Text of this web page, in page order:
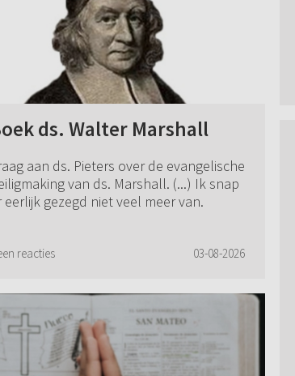
ds. Walter Marshall
aan ds. Pieters over de evangelische
van ds. Marshall. (...) Ik snap
eerlijk gezegd niet veel meer van.
reacties 03-08-2026